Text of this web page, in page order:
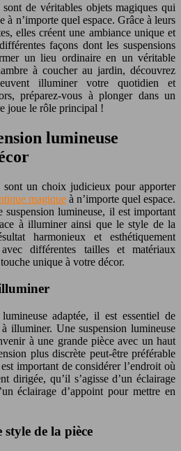
sont de véritables objets magiques qui
à n’importe quel espace. Grâce à leurs
elles créent une ambiance unique et
façons dont les suspensions
un lieu ordinaire en un véritable
à coucher au jardin, découvrez
illuminer votre quotidien et
préparez-vous à plonger dans un
joue le rôle principal !
lumineuse
sont un choix judicieux pour apporter
magique à n’importe quel espace.
suspension lumineuse, il est important
à illuminer ainsi que le style de la
harmonieux et esthétiquement
différentes tailles et matériaux
unique à votre décor.
adaptée, il est essentiel de
illuminer. Une suspension lumineuse
à une grande pièce avec un haut
plus discrète peut-être préférable
important de considérer l’endroit où
dirigée, qu’il s’agisse d’un éclairage
éclairage d’appoint pour mettre en
de la pièce